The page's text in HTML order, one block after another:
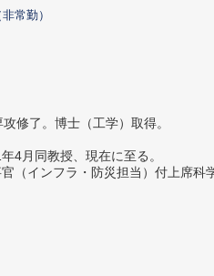
常勤）
修了。博士（工学）取得。
4月同教授、現在に至る。
（インフラ・防災担当）付上席科